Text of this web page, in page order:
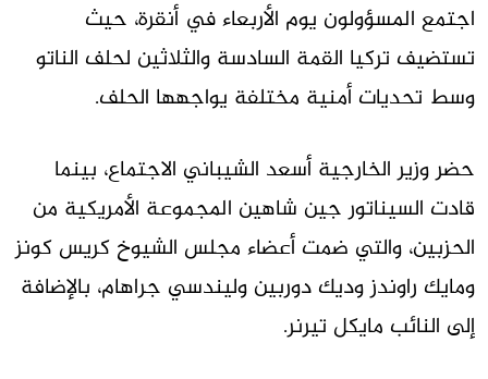
اجتمع المسؤولون يوم الأربعاء في أنقرة، حيث
تستضيف تركيا القمة السادسة والثلاثين لحلف الناتو
وسط تحديات أمنية مختلفة يواجهها الحلف.
حضر وزير الخارجية أسعد الشيباني الاجتماع، بينما
قادت السيناتور جين شاهين المجموعة الأمريكية من
الحزبين، والتي ضمت أعضاء مجلس الشيوخ كريس كونز
ومايك راوندز وديك دوربين وليندسي جراهام، بالإضافة
إلى النائب مايكل تيرنر.